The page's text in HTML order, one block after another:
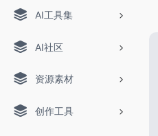
AI工具集
AI社区
资源素材
创作工具